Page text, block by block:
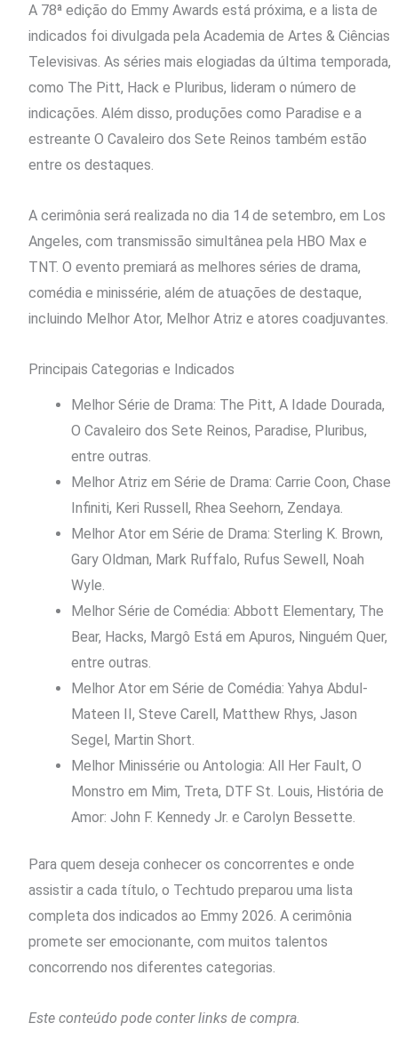
A 78ª edição do Emmy Awards está próxima, e a lista de
indicados foi divulgada pela Academia de Artes & Ciências
Televisivas. As séries mais elogiadas da última temporada,
como The Pitt, Hack e Pluribus, lideram o número de
indicações. Além disso, produções como Paradise e a
estreante O Cavaleiro dos Sete Reinos também estão
entre os destaques.
A cerimônia será realizada no dia 14 de setembro, em Los
Angeles, com transmissão simultânea pela HBO Max e
TNT. O evento premiará as melhores séries de drama,
comédia e minissérie, além de atuações de destaque,
incluindo Melhor Ator, Melhor Atriz e atores coadjuvantes.
Principais Categorias e Indicados
Melhor Série de Drama: The Pitt, A Idade Dourada,
O Cavaleiro dos Sete Reinos, Paradise, Pluribus,
entre outras.
Melhor Atriz em Série de Drama: Carrie Coon, Chase
Infiniti, Keri Russell, Rhea Seehorn, Zendaya.
Melhor Ator em Série de Drama: Sterling K. Brown,
Gary Oldman, Mark Ruffalo, Rufus Sewell, Noah
Wyle.
Melhor Série de Comédia: Abbott Elementary, The
Bear, Hacks, Margô Está em Apuros, Ninguém Quer,
entre outras.
Melhor Ator em Série de Comédia: Yahya Abdul-
Mateen II, Steve Carell, Matthew Rhys, Jason
Segel, Martin Short.
Melhor Minissérie ou Antologia: All Her Fault, O
Monstro em Mim, Treta, DTF St. Louis, História de
Amor: John F. Kennedy Jr. e Carolyn Bessette.
Para quem deseja conhecer os concorrentes e onde
assistir a cada título, o Techtudo preparou uma lista
completa dos indicados ao Emmy 2026. A cerimônia
promete ser emocionante, com muitos talentos
concorrendo nos diferentes categorias.
Este conteúdo pode conter links de compra.